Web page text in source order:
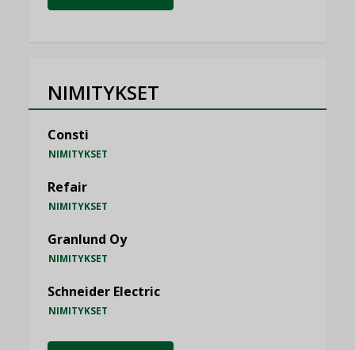
NIMITYKSET
Consti
NIMITYKSET
Refair
NIMITYKSET
Granlund Oy
NIMITYKSET
Schneider Electric
NIMITYKSET